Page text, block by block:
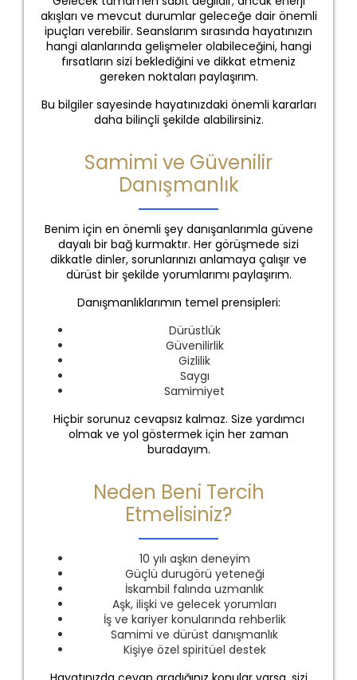
akışları ve mevcut durumlar geleceğe dair önemli
ipuçları verebilir. Seanslarım sırasında hayatınızın
hangi alanlarında gelişmeler olabileceğini, hangi
fırsatların sizi beklediğini ve dikkat etmeniz
gereken noktaları paylaşırım.
Bu bilgiler sayesinde hayatınızdaki önemli kararları
daha bilinçli şekilde alabilirsiniz.
Samimi ve Güvenilir
Danışmanlık
Benim için en önemli şey danışanlarımla güvene
dayalı bir bağ kurmaktır. Her görüşmede sizi
dikkatle dinler, sorunlarınızı anlamaya çalışır ve
dürüst bir şekilde yorumlarımı paylaşırım.
Danışmanlıklarımın temel prensipleri:
Dürüstlük
Güvenilirlik
Gizlilik
Saygı
Samimiyet
Hiçbir sorunuz cevapsız kalmaz. Size yardımcı
olmak ve yol göstermek için her zaman
buradayım.
Neden Beni Tercih
Etmelisiniz?
10 yılı aşkın deneyim
Güçlü durugörü yeteneği
İskambil falında uzmanlık
Aşk, ilişki ve gelecek yorumları
İş ve kariyer konularında rehberlik
Samimi ve dürüst danışmanlık
Kişiye özel spiritüel destek